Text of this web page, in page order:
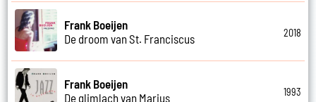
Frank Boeijen
De droom van St. Franciscus
2018
Frank Boeijen
De glimlach van Marius
1993